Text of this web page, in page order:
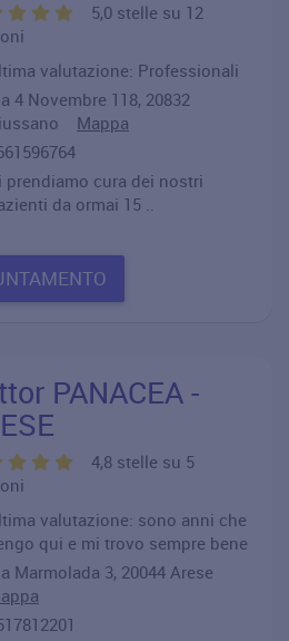
5,0 stelle su 12
valutazione: Professionali
4 Novembre 118, 20832
Mappa
prendiamo cura dei nostri
da ormai 15 ..
PANACEA -
4,8 stelle su 5
valutazione: sono anni che
qui e mi trovo sempre bene
Marmolada 3, 20044 Arese